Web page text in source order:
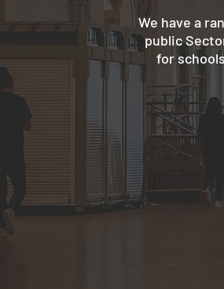
We have a
public
for